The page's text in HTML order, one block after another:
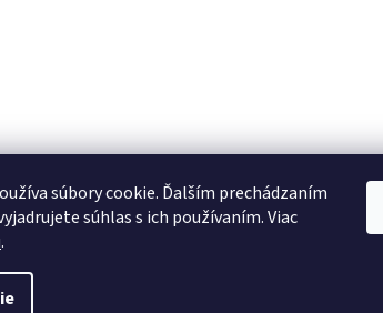
súbory cookie. Ďalším prechádzaním
súhlas s ich používaním. Viac
.
vyhradené.